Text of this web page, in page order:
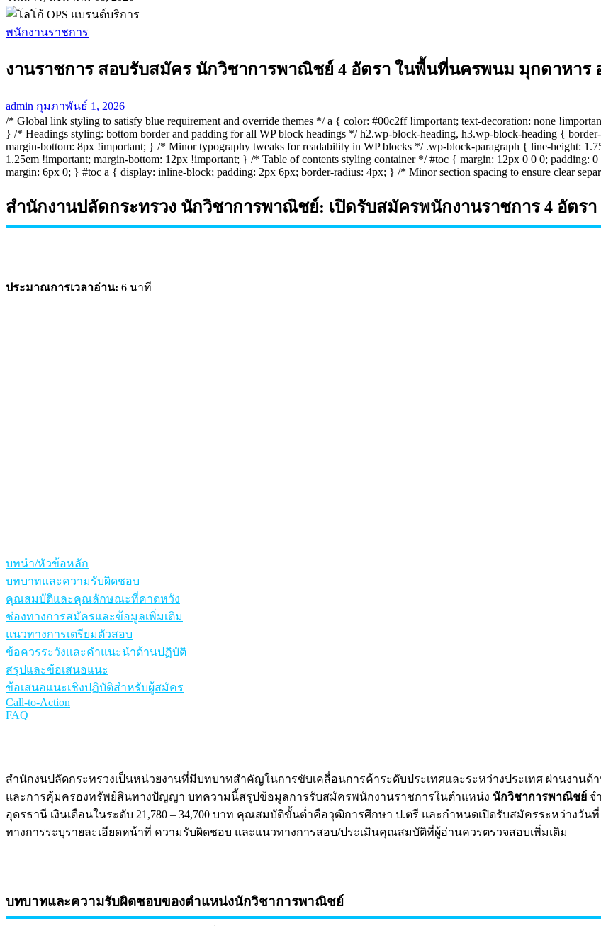
พนักงานราชการ
งานราชการ สอบรับสมัคร นักวิชาการพาณิชย์ 4 อัตรา ในพื้นที่นครพนม มุกดาหาร
admin กุมภาพันธ์ 1, 2026
/* Global link styling to satisfy blue requirement and override themes */ a { color: #00c2ff !important; text-decoration: none
} /* Headings styling: bottom border and padding for all WP block headings */ h2.wp-block-heading, h3.wp-block-heading {
margin-bottom: 8px !important; } /* Minor typography tweaks for readability in WP blocks */ .wp-block-paragraph { line-height:
1.25em !important; margin-bottom: 12px !important; } /* Table of contents styling container */ #toc { margin: 12px 0 0 0;
margin: 6px 0; } #toc a { display: inline-block; padding: 2px 6px; border-radius: 4px; } /* Minor section spacing to ensure clear
สำนักงานปลัดกระทรวง นักวิชาการพาณิชย์: เปิดรับสมัครพนักงานราชการ 4 อัต
ประมาณการเวลาอ่าน: 6 นาที
บทนำ/หัวข้อหลัก
บทบาทและความรับผิดชอบ
คุณสมบัติและคุณลักษณะที่คาดหวัง
ช่องทางการสมัครและข้อมูลเพิ่มเติม
แนวทางการเตรียมตัวสอบ
ข้อควรระวังและคำแนะนำด้านปฏิบัติ
สรุปและข้อเสนอแนะ
ข้อเสนอแนะเชิงปฏิบัติสำหรับผู้สมัคร
Call-to-Action
FAQ
สำนักงนปลัดกระทรวงเป็นหน่วยงานที่มีบทบาทสำคัญในการขับเคลื่อนการค้าระดับประเทศและระหว่างประเทศ ผ่านงาน
และการคุ้มครองทรัพย์สินทางปัญญา บทความนี้สรุปข้อมูลการรับสมัครพนักงานราชการในตำแหน่ง นักวิชาการพาณิชย์ จ
อุดรธานี เงินเดือนในระดับ 21,780 – 34,700 บาท คุณสมบัติขั้นต่ำคือวุฒิการศึกษา ป.ตรี และกำหนดเปิดรับสมัครระหว่างวัน
ทางการระบุรายละเอียดหน้าที่ ความรับผิดชอบ และแนวทางการสอบ/ประเมินคุณสมบัติที่ผู้อ่านควรตรวจสอบเพิ่มเติม
บทบาทและความรับผิดชอบของตำแหน่งนักวิชาการพาณิชย์